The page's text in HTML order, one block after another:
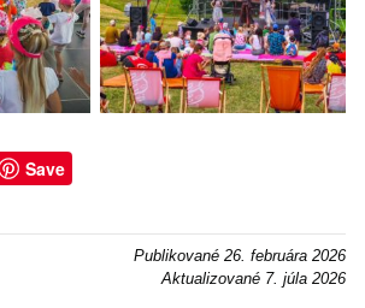
Save
Publikované 26. februára 2026
Aktualizované 7. júla 2026